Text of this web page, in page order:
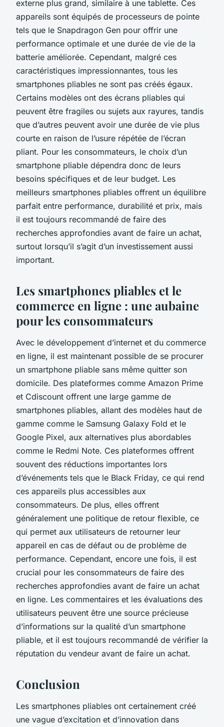
externe plus grand, similaire à une tablette. Ces
appareils sont équipés de processeurs de pointe
tels que le Snapdragon Gen pour offrir une
performance optimale et une durée de vie de la
batterie améliorée. Cependant, malgré ces
caractéristiques impressionnantes, tous les
smartphones pliables ne sont pas créés égaux.
Certains modèles ont des écrans pliables qui
peuvent être fragiles ou sujets aux rayures, tandis
que d’autres peuvent avoir une durée de vie plus
courte en raison de l’usure répétée de l’écran
pliant. Pour les consommateurs, le choix d’un
smartphone pliable dépendra donc de leurs
besoins spécifiques et de leur budget. Les
meilleurs smartphones pliables offrent un équilibre
parfait entre performance, durabilité et prix, mais
il est toujours recommandé de faire des
recherches approfondies avant de faire un achat,
surtout lorsqu’il s’agit d’un investissement aussi
important.
Les smartphones pliables et le
commerce en ligne : une aubaine
pour les consommateurs
Avec le développement d’internet et du commerce
en ligne, il est maintenant possible de se procurer
un smartphone pliable sans même quitter son
domicile. Des plateformes comme Amazon Prime
et Cdiscount offrent une large gamme de
smartphones pliables, allant des modèles haut de
gamme comme le Samsung Galaxy Fold et le
Google Pixel, aux alternatives plus abordables
comme le Redmi Note. Ces plateformes offrent
souvent des réductions importantes lors
d’événements tels que le Black Friday, ce qui rend
ces appareils plus accessibles aux
consommateurs. De plus, elles offrent
généralement une politique de retour flexible, ce
qui permet aux utilisateurs de retourner leur
appareil en cas de défaut ou de problème de
performance. Cependant, encore une fois, il est
crucial pour les consommateurs de faire des
recherches approfondies avant de faire un achat
en ligne. Les commentaires et les évaluations des
utilisateurs peuvent être une source précieuse
d’informations sur la qualité d’un smartphone
pliable, et il est toujours recommandé de vérifier la
réputation du vendeur avant de faire un achat.
Conclusion
Les smartphones pliables ont certainement créé
une vague d’excitation et d’innovation dans